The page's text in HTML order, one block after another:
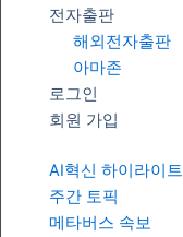
전자출판
해외전자출판
아마존
로그인
회원 가입
AI혁신 하이라이트
주간 토픽
메타버스 속보